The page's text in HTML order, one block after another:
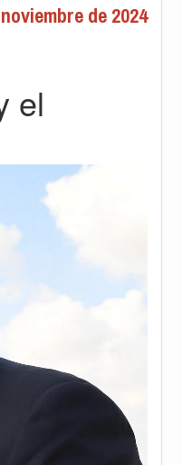
de 2024
el